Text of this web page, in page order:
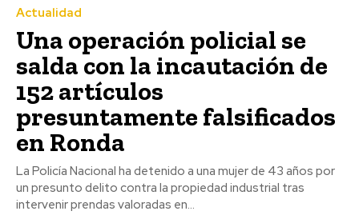
Actualidad
Una operación policial se
salda con la incautación de
152 artículos
presuntamente falsificados
en Ronda
La Policía Nacional ha detenido a una mujer de 43 años por
un presunto delito contra la propiedad industrial tras
intervenir prendas valoradas en...